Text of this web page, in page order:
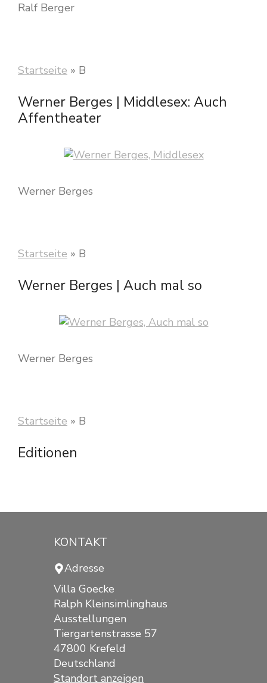
Ralf Berger
Startseite » B
Werner Berges | Middlesex: Auch
Affentheater
Werner Berges
Startseite » B
Werner Berges | Auch mal so
Werner Berges
Startseite » B
Editionen
KONTAKT
Adresse
Villa Goecke
Ralph Kleinsimlinghaus
Ausstellungen
Tiergartenstrasse 57
47800 Krefeld
Deutschland
Standort anzeigen